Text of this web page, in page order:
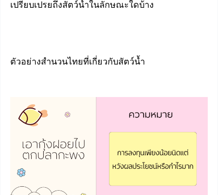
เปรียบเปรยถึงสัตว์น้ำในลักษณะใดบ้าง
ตัวอย่างสำนวนไทยที่เกี่ยวกับสัตว์น้ำ